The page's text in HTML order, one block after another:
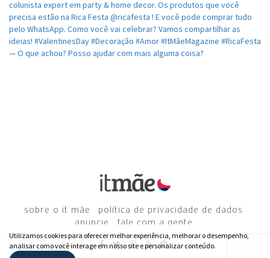
sobre o it mãe
política de privacidade de dados
anuncie
fale com a gente
Utilizamos cookies para oferecer melhor experiência, melhorar o desempenho,
analisar como você interage em nosso site e personalizar conteúdo.